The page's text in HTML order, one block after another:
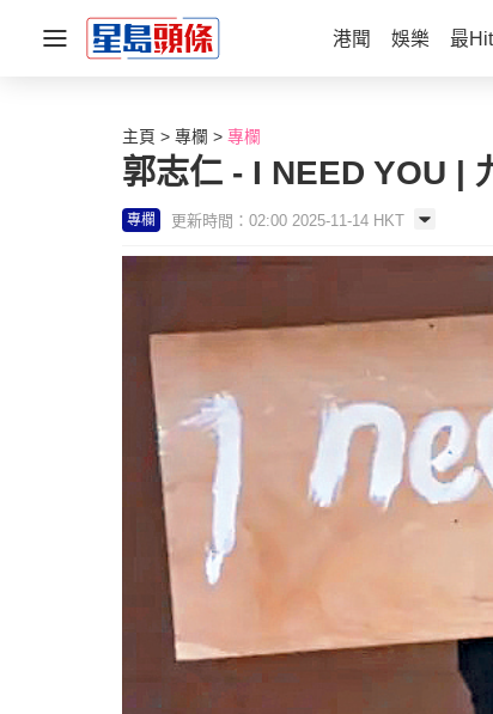
港聞 娛樂 最Hit
主頁 專欄 專欄
郭志仁 - I NEED YOU |
專欄 更新時間：02:00 2025-11-14 HKT